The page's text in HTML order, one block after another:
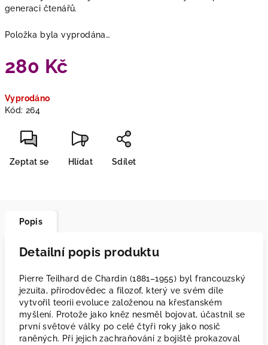
generaci čtenářů.
Položka byla vyprodána…
280 Kč
cena:
Vyprodáno
Kód: 264
Zeptat se Hlídat Sdílet
Popis
Detailní popis produktu
Pierre Teilhard de Chardin (1881–1955) byl francouzský
jezuita, přírodovědec a filozof, který ve svém díle
vytvořil teorii evoluce založenou na křesťanském
myšlení. Protože jako kněz nesměl bojovat, účastnil se
první světové války po celé čtyři roky jako nosič
raněných. Při jejich zachraňování z bojiště prokazoval